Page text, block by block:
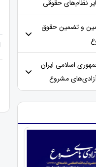
نظام‌های حقوقی
و تضمین حقوق
اسلامی ایران
مشروع